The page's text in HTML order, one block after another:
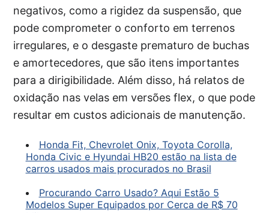
negativos, como a rigidez da suspensão, que
pode comprometer o conforto em terrenos
irregulares, e o desgaste prematuro de buchas
e amortecedores, que são itens importantes
para a dirigibilidade. Além disso, há relatos de
oxidação nas velas em versões flex, o que pode
resultar em custos adicionais de manutenção.
Honda Fit, Chevrolet Onix, Toyota Corolla,
Honda Civic e Hyundai HB20 estão na lista de
carros usados mais procurados no Brasil
Procurando Carro Usado? Aqui Estão 5
Modelos Super Equipados por Cerca de R$ 70